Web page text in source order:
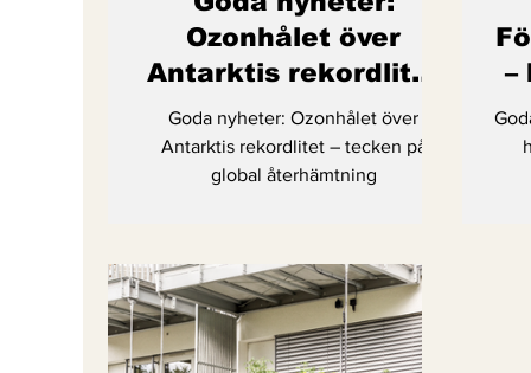
Ozonhålet över
Antarktis rekordlitet
– tecken på global
återhämtning
Goda nyheter: Ozonhålet över
Antarktis rekordlitet – tecken på
global återhämtning
–